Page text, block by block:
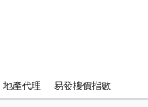
地產代理 易發樓價指數